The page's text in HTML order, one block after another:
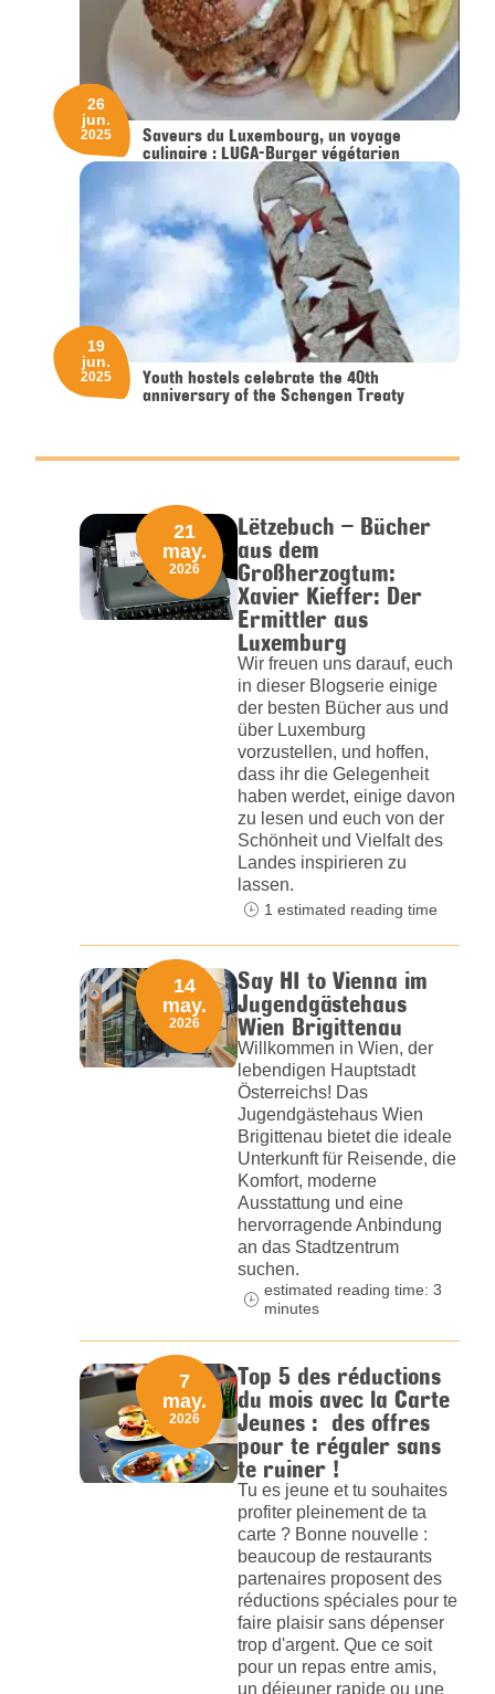
Saveurs du Luxembourg, un voyage
culinaire : LUGA-Burger végétarien
26
jun.
2025
Youth hostels celebrate the 40th
anniversary of the Schengen Treaty
19
jun.
2025
Lëtzebuch – Bücher
aus dem
Großherzogtum:
Xavier Kieffer: Der
Ermittler aus
Luxemburg
Wir freuen uns darauf, euch
in dieser Blogserie einige
der besten Bücher aus und
über Luxemburg
vorzustellen, und hoffen,
dass ihr die Gelegenheit
haben werdet, einige davon
zu lesen und euch von der
Schönheit und Vielfalt des
Landes inspirieren zu
lassen.
21
may.
2026
1 estimated reading time
Say HI to Vienna im
Jugendgästehaus
Wien Brigittenau
Willkommen in Wien, der
lebendigen Hauptstadt
Österreichs! Das
Jugendgästehaus Wien
Brigittenau bietet die ideale
Unterkunft für Reisende, die
Komfort, moderne
Ausstattung und eine
hervorragende Anbindung
an das Stadtzentrum
suchen.
14
may.
2026
estimated reading time: 3
minutes
Top 5 des réductions
du mois avec la Carte
Jeunes : des offres
pour te régaler sans
te ruiner !
Tu es jeune et tu souhaites
profiter pleinement de ta
carte ? Bonne nouvelle :
beaucoup de restaurants
partenaires proposent des
réductions spéciales pour te
faire plaisir sans dépenser
trop d'argent. Que ce soit
pour un repas entre amis,
un déjeuner rapide ou une
7
may.
2026